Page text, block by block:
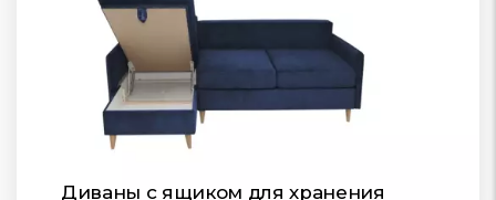
Диваны с ящиком для хранения